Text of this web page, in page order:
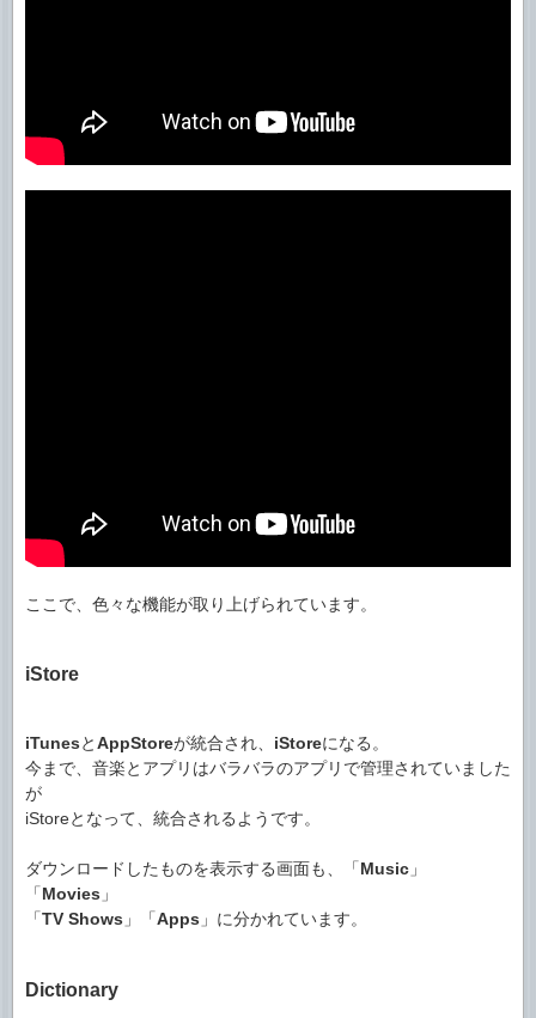
ここで、色々な機能が取り上げられています。
iStore
iTunesとAppStoreが統合され、 iStoreになる。
今まで、音楽とアプリはバラバラのアプリで管理されていました
が
iStoreとなって、統合されるようです。
ダウンロードしたものを表示する画面も、「Music 」
「Movies 」
「TV Shows 」「Apps 」に分かれています。
Dictionary